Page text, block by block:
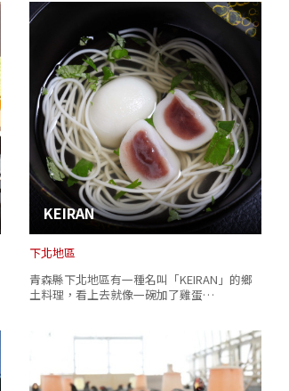
KEIRAN
下北地區
青森縣下北地區有一種名叫「KEIRAN」的鄉
土料理，看上去就像一碗加了雞蛋…